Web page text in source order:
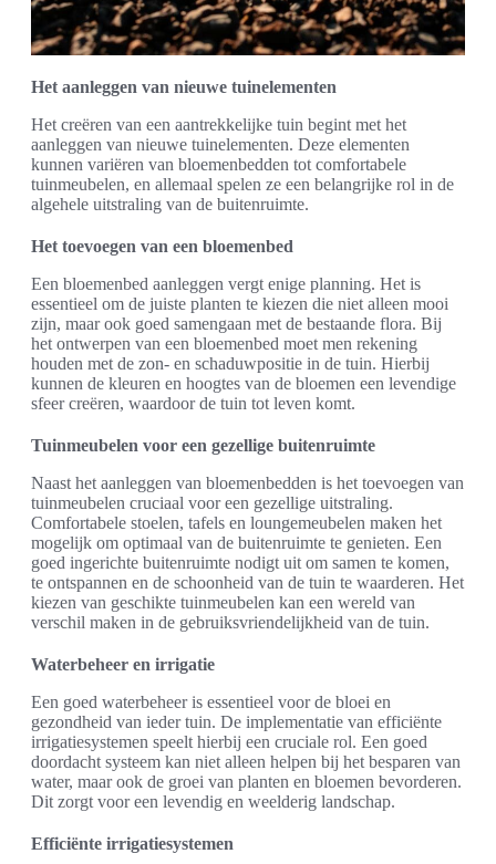
Het aanleggen van nieuwe tuinelementen
Het creëren van een aantrekkelijke tuin begint met het
aanleggen van nieuwe tuinelementen. Deze elementen
kunnen variëren van bloemenbedden tot comfortabele
tuinmeubelen, en allemaal spelen ze een belangrijke rol in de
algehele uitstraling van de buitenruimte.
Het toevoegen van een bloemenbed
Een bloemenbed aanleggen vergt enige planning. Het is
essentieel om de juiste planten te kiezen die niet alleen mooi
zijn, maar ook goed samengaan met de bestaande flora. Bij
het ontwerpen van een bloemenbed moet men rekening
houden met de zon- en schaduwpositie in de tuin. Hierbij
kunnen de kleuren en hoogtes van de bloemen een levendige
sfeer creëren, waardoor de tuin tot leven komt.
Tuinmeubelen voor een gezellige buitenruimte
Naast het aanleggen van bloemenbedden is het toevoegen van
tuinmeubelen cruciaal voor een gezellige uitstraling.
Comfortabele stoelen, tafels en loungemeubelen maken het
mogelijk om optimaal van de buitenruimte te genieten. Een
goed ingerichte buitenruimte nodigt uit om samen te komen,
te ontspannen en de schoonheid van de tuin te waarderen. Het
kiezen van geschikte tuinmeubelen kan een wereld van
verschil maken in de gebruiksvriendelijkheid van de tuin.
Waterbeheer en irrigatie
Een goed waterbeheer is essentieel voor de bloei en
gezondheid van ieder tuin. De implementatie van efficiënte
irrigatiesystemen speelt hierbij een cruciale rol. Een goed
doordacht systeem kan niet alleen helpen bij het besparen van
water, maar ook de groei van planten en bloemen bevorderen.
Dit zorgt voor een levendig en weelderig landschap.
Efficiënte irrigatiesystemen